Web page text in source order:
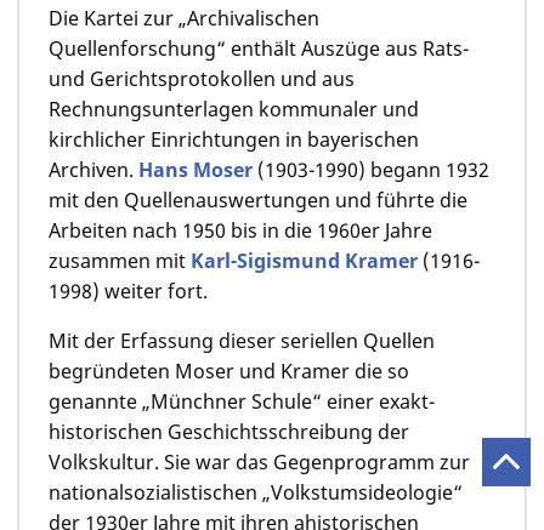
Die Kartei zur „Archivalischen
Quellenforschung“ enthält Auszüge aus Rats-
und Gerichtsprotokollen und aus
Rechnungsunterlagen kommunaler und
kirchlicher Einrichtungen in bayerischen
Archiven. Hans Moser (1903-1990) begann 1932
mit den Quellenauswertungen und führte die
Arbeiten nach 1950 bis in die 1960er Jahre
zusammen mit Karl-Sigismund Kramer (1916-
1998) weiter fort.
Mit der Erfassung dieser seriellen Quellen
begründeten Moser und Kramer die so
genannte „Münchner Schule“ einer exakt-
historischen Geschichtsschreibung der
Volkskultur. Sie war das Gegenprogramm zur
nationalsozialistischen „Volkstumsideologie“
der 1930er Jahre mit ihren ahistorischen